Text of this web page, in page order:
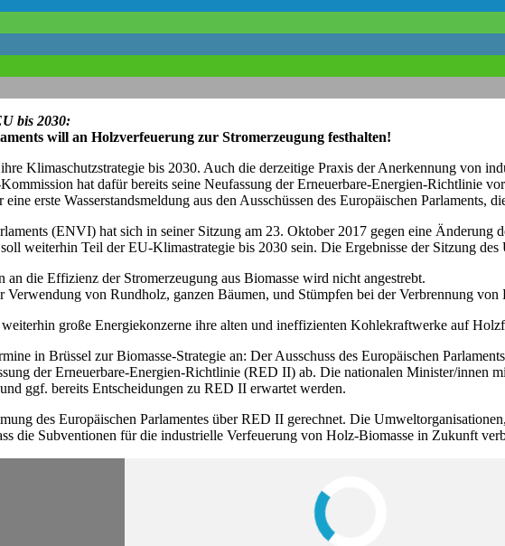
bis 2030:
will an Holzverfeuerung zur Stromerzeugung festhalten!
Klimaschutzstrategie bis 2030. Auch die derzeitige Praxis der Anerkennung von
hat dafür bereits seine Neufassung der Erneuerbare-Energien-Richtlinie
erste Wasserstandsmeldung aus den Ausschüssen des Europäischen Parlaments,
(ENVI) hat sich in seiner Sitzung am 23. Oktober 2017 gegen eine Änderung
weiterhin Teil der EU-Klimastrategie bis 2030 sein. Die Ergebnisse der Sitzung
an die Effizienz der Stromerzeugung aus Biomasse wird nicht angestrebt.
Verwendung von Rundholz, ganzen Bäumen, und Stümpfen bei der Verbrennung von
große Energiekonzerne ihre alten und ineffizienten Kohlekraftwerke auf
in Brüssel zur Biomasse-Strategie an: Der Ausschuss des Europäischen
der Erneuerbare-Energien-Richtlinie (RED II) ab. Die nationalen Minister/innen
ggf. bereits Entscheidungen zu RED II erwartet werden.
des Europäischen Parlamentes über RED II gerechnet. Die
die Subventionen für die industrielle Verfeuerung von Holz-Biomasse in Zukunft